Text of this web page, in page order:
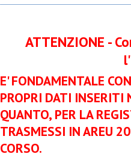
ATTENZIONE -
E' FONDAMENTALE
PROPRI DATI INSERITI
QUANTO, PER LA
TRASMESSI IN AREU
CORSO.